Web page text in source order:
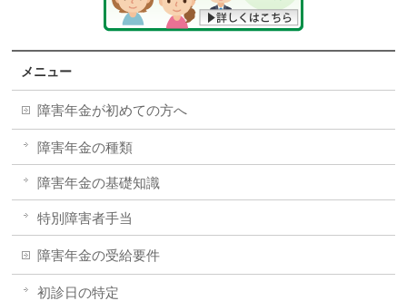
メニュー
障害年金が初めての方へ
障害年金の種類
障害年金の基礎知識
特別障害者手当
障害年金の受給要件
初診日の特定